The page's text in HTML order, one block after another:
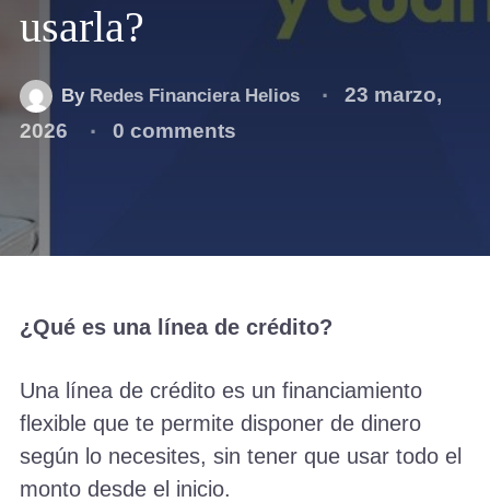
usarla?
By Redes Financiera Helios
23 marzo,
2026
0 comments
¿Qué es una línea de crédito?
Una línea de crédito es un financiamiento
flexible que te permite disponer de dinero
según lo necesites, sin tener que usar todo el
monto desde el inicio.